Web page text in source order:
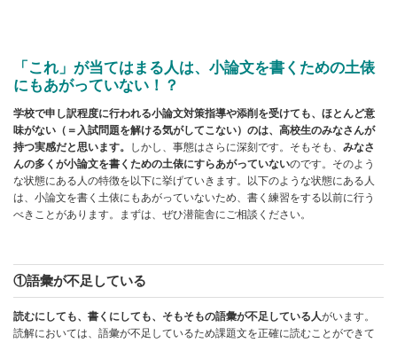
「これ」が当てはまる人は、小論文を書くための土俵
にもあがっていない！？
学校で申し訳程度に行われる小論文対策指導や添削を受けても、ほとんど意
味がない（＝入試問題を解ける気がしてこない）のは、高校生のみなさんが
持つ実感だと思います。
しかし、事態はさらに深刻です。そもそも、 みなさ
んの多くが小論文を書くための土俵にすらあがっていないのです。そのよう
な状態にある人の特徴を以下に挙げていきます。以下のような状態にある人
は、小論文を書く土俵にもあがっていないため、書く練習をする以前に行う
べきことがあります。まずは、ぜひ潜龍舎にご相談ください。
①語彙が不足している
読むにしても、書くにしても、そもそもの語彙が不足している人がいます。
読解においては、語彙が不足しているため課題文を正確に読むことができて